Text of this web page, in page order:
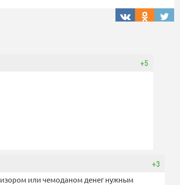
+5
+3
или чемоданом денег нужным